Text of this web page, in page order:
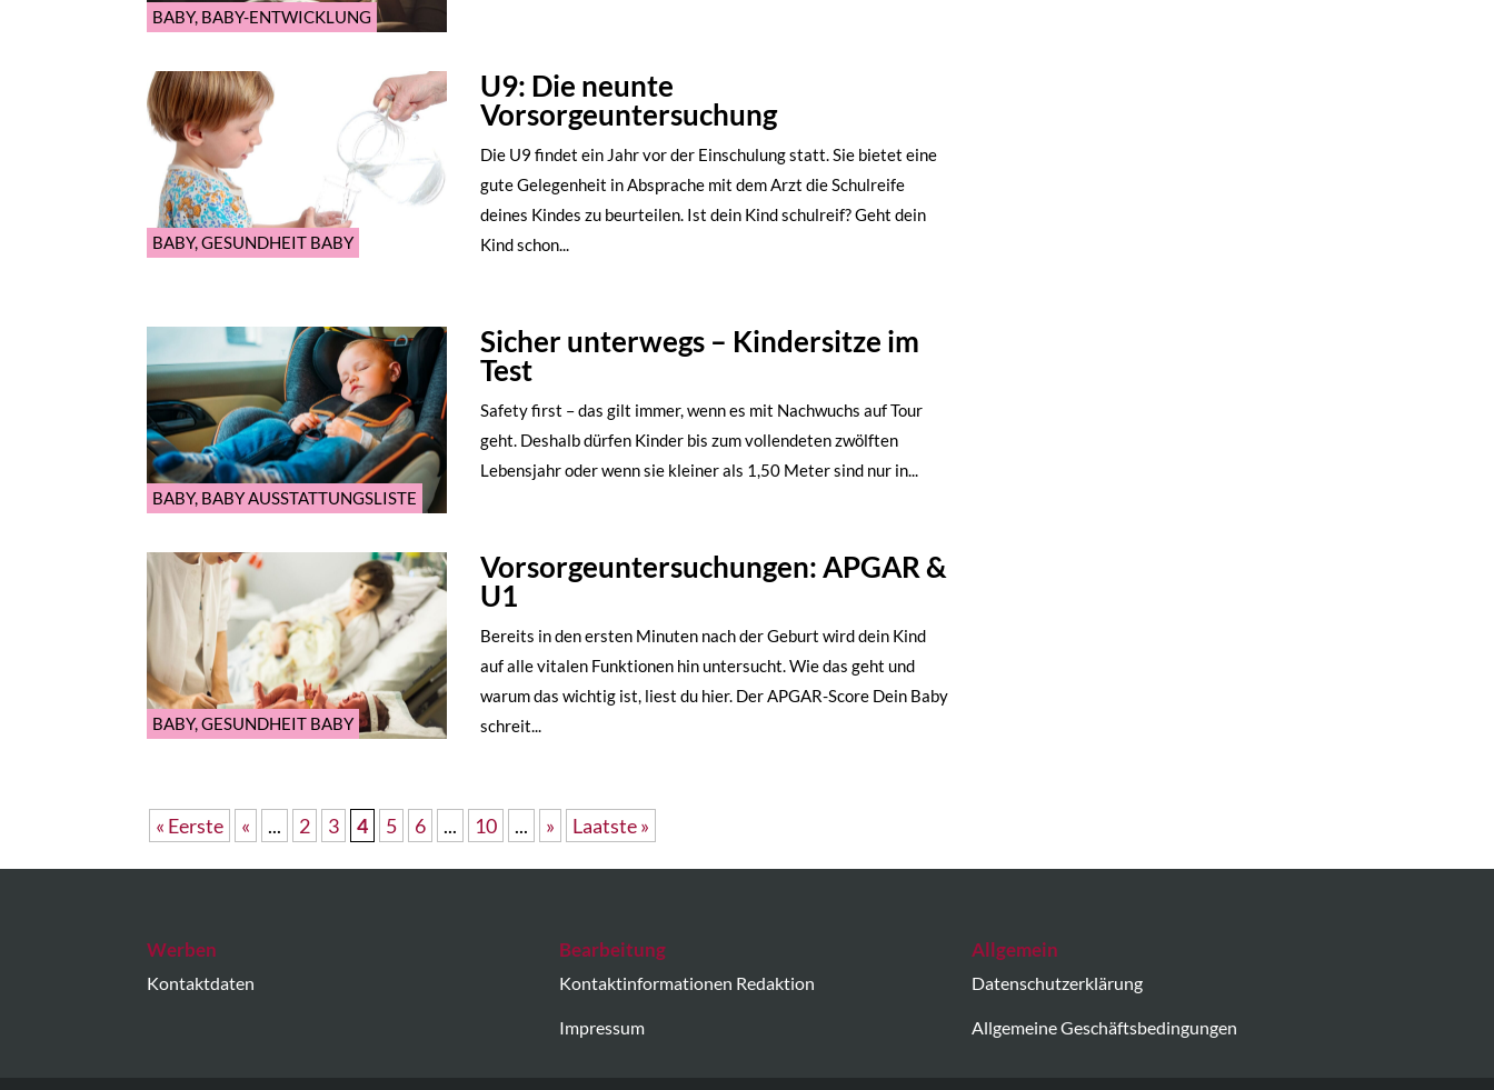
BABY, BABY-ENTWICKLUNG
BABY,GESUNDHEIT BABY
U9: Die neunte
Vorsorgeuntersuchung
Die U9 findet ein Jahr vor der Einschulung statt. Sie bietet eine
gute Gelegenheit in Absprache mit dem Arzt die Schulreife
deines Kindes zu beurteilen. Ist dein Kind schulreif? Geht dein
Kind schon...
BABY, BABY AUSSTATTUNGSLISTE
Sicher unterwegs – Kindersitze im
Test
Safety first – das gilt immer, wenn es mit Nachwuchs auf Tour
geht. Deshalb dürfen Kinder bis zum vollendeten zwölften
Lebensjahr oder wenn sie kleiner als 1,50 Meter sind nur in...
BABY,GESUNDHEIT BABY
Vorsorgeuntersuchungen: APGAR &
U1
Bereits in den ersten Minuten nach der Geburt wird dein Kind
auf alle vitalen Funktionen hin untersucht. Wie das geht und
warum das wichtig ist, liest du hier. Der APGAR-Score Dein Baby
schreit...
« Eerste « ... 2 3 4 5 6 ... 10 ... » Laatste »
Werben
Kontaktdaten
Bearbeitung
Kontaktinformationen Redaktion
Impressum
Allgemein
Datenschutzerklärung
Allgemeine Geschäftsbedingungen